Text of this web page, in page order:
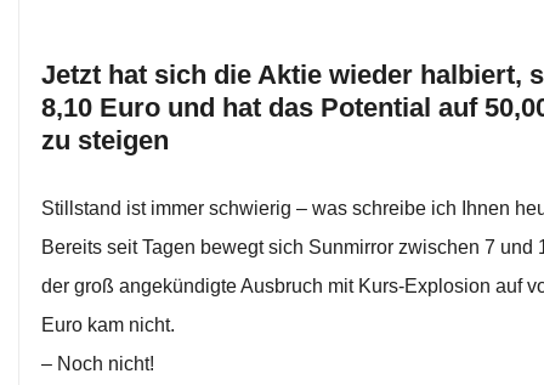
Jetzt hat sich die Aktie wieder halbiert,
8,10 Euro und hat das Potential auf
zu steigen
Stillstand ist immer schwierig – was schreibe ich Ihnen
Bereits seit Tagen bewegt sich Sunmirror zwischen 7 und
der groß angekündigte Ausbruch mit Kurs-Explosion auf
Euro kam nicht.
– Noch nicht!